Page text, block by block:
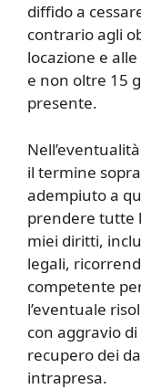
diffido a
contrario agli
locazione e
e non oltre 15
presente.
il termine
adempiuto a
prendere tutte
miei diritti,
legali,
competente
l’eventuale
con aggravio di
recupero dei
intrapresa.